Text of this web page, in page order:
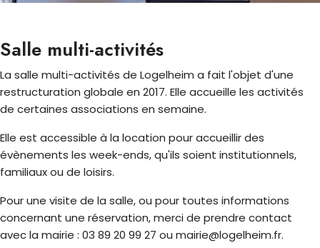
Salle multi-activités
La salle multi-activités de Logelheim a fait l'objet d'une
restructuration globale en 2017. Elle accueille les activités
de certaines associations en semaine.
Elle est accessible à la location pour accueillir des
évènements les week-ends, qu'ils soient institutionnels,
familiaux ou de loisirs.
Pour une visite de la salle, ou pour toutes informations
concernant une réservation, merci de prendre contact
avec la mairie : 03 89 20 99 27 ou mairie@logelheim.fr.